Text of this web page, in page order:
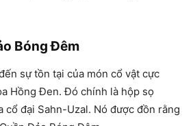
Bóng Đêm
sự tồn tại của món cổ vật cực
Hồng Đen. Đó chính là hộp sọ
cổ đại Sahn-Uzal. Nó được đồn rằng